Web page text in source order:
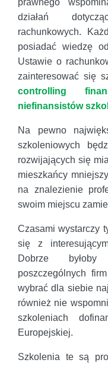
prawnego
działań
rachunkowych.
posiadać wiedzę
Ustawie o
zainteresować się
controlling
niefinansistów
Na pewno
szkoleniowych
rozwijających się
mieszkańcy
na znalezienie
swoim miejscu
Czasami wystarczy
się z
Dobrze
poszczególnych
wybrać dla siebie
również nie
szkoleniach
Europejskiej.
Szkolenia te są